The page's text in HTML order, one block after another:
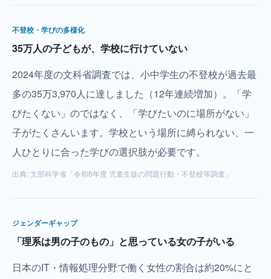
不登校・学びの多様化
35万人の子どもが、学校に行けていない
2024年度の文科省調査では、小中学生の不登校が過去最
多の35万3,970人に達しました（12年連続増加）。「学
びたくない」のではなく、「学びたいのに場所がない」
子がたくさんいます。学校という場所に縛られない、一
人ひとりに合った学びの選択肢が必要です。
出典:文部科学省「令和6年度 児童生徒の問題行動・不登校等調査」
ジェンダーギャップ
「理系は男の子のもの」と思っている女の子がいる
日本のIT・情報処理分野で働く女性の割合は約20%にと